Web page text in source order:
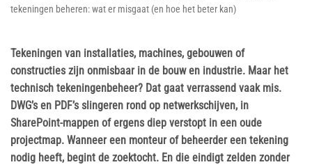
tekeningen beheren: wat er misgaat (en hoe het beter kan)
Tekeningen van installaties, machines, gebouwen of
constructies zijn onmisbaar in de bouw en industrie. Maar het
technisch tekeningenbeheer? Dat gaat verrassend vaak mis.
DWG’s en PDF’s slingeren rond op netwerkschijven, in
SharePoint-mappen of ergens diep verstopt in een oude
projectmap. Wanneer een monteur of beheerder een tekening
nodig heeft, begint de zoektocht. En die eindigt zelden zonder